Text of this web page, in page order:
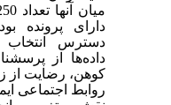
دارای پرونده
دسترس انتخاب
داده‌ها از
کوهن، رضایت از
روابط اجتماعی